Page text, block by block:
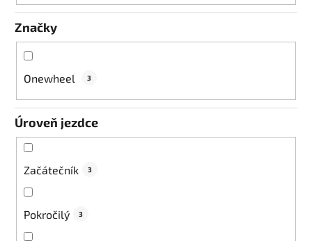
Značky
Onewheel 3
Úroveň jezdce
Začátečník 3
Pokročilý 3